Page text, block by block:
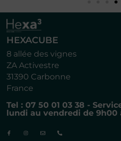
HEXACUBE
8 allée des vignes
ZA Activestre
31390 Carbonne
France
Tel : 07 50 01 03 38 -
lundi au vendredi de 9h00